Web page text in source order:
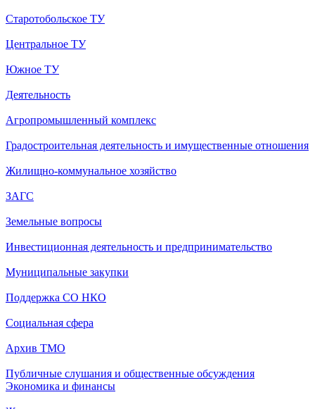
Старотобольское ТУ
Центральное ТУ
Южное ТУ
Деятельность
Агропромышленный комплекс
Градостроительная деятельность и имущественные отношения
Жилищно-коммунальное хозяйство
ЗАГС
Земельные вопросы
Инвестиционная деятельность и предпринимательство
Муниципальные закупки
Поддержка СО НКО
Социальная сфера
Архив ТМО
Публичные слушания и общественные обсуждения
Экономика и финансы